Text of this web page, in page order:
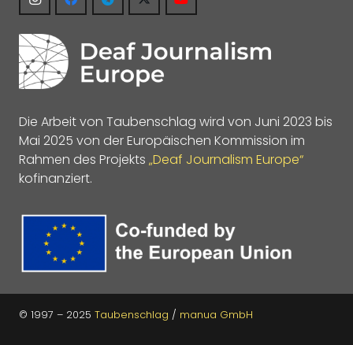
Die Arbeit von Taubenschlag wird von Juni 2023 bis
Mai 2025 von der Europäischen Kommission im
Rahmen des Projekts „Deaf Journalism Europe“
kofinanziert.
© 1997 – 2025 Taubenschlag / manua GmbH